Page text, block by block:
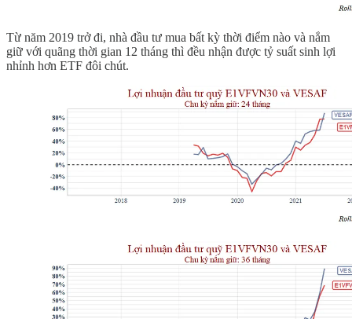
Từ năm 2019 trở đi, nhà đầu tư mua bất kỳ thời điểm nào và nắm
giữ với quãng thời gian 12 tháng thì đều nhận được tỷ suất sinh lợi
nhỉnh hơn ETF đôi chút.